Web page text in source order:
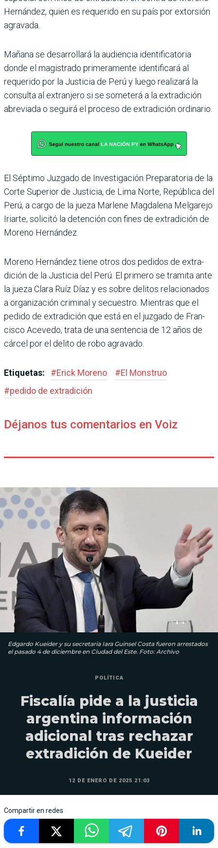
Hernández, quien es reque­rido en su país por extorsión
agravada.
Mañana se desarrollará la audiencia identificatoria
donde el magistrado pri­meramente identificará al
requerido por la Justicia de Perú y luego realizará la
con­sulta al extranjero si se some­terá a la extradición
abre­viada o seguirá el proceso de extradición ordinario.
El Séptimo Juzgado de Investigación Preparatoria de la
Corte Superior de Jus­ticia, de Lima Norte, Repú­blica del
Perú, a cargo de la jueza Marlene Magdalena Melgarejo
Iriarte, solicitó la detención con fines de extradición de
Moreno Her­nández.
Moreno Hernández tiene otros dos pedidos de extra­
dición de la Justicia del Perú. El primero se tramita ante
la jueza Clara Ruíz Díaz y es sobre delitos relaciona­dos
a organización criminal y secuestro. Mientras que el
pedido de extradición que está en el juzgado de Fran­
cisco Acevedo, trata de una sentencia de 12 años de
cár­cel por el delito de robo agra­vado.
Etiquetas: #Erick Moreno #El Monstruo
#pedido de extradición
Déjanos tus comentarios en Voiz
Edgardo Kueider y su secretaria Iara Guinsel Costa fueron arrestados
el pasado 4 de diciembre en Ciudad del Este. Foto: Archivo
POLÍTICA
Fiscalía pide a la justicia
argentina información
adicional tras rechazar
extradición de Kueider
12 DE ENERO DE 2025 21:03
Compartir en redes